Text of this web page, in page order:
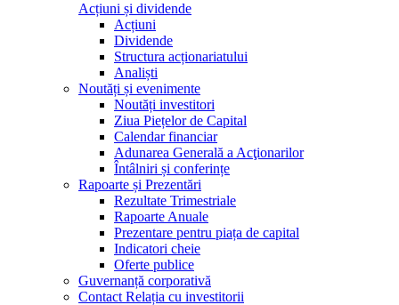
Acțiuni și dividende
Acțiuni
Dividende
Structura acționariatului
Analiști
Noutăți și evenimente
Noutăți investitori
Ziua Piețelor de Capital
Calendar financiar
Adunarea Generală a Acţionarilor
Întâlniri și conferințe
Rapoarte și Prezentări
Rezultate Trimestriale
Rapoarte Anuale
Prezentare pentru piața de capital
Indicatori cheie
Oferte publice
Guvernanță corporativă
Contact Relația cu investitorii